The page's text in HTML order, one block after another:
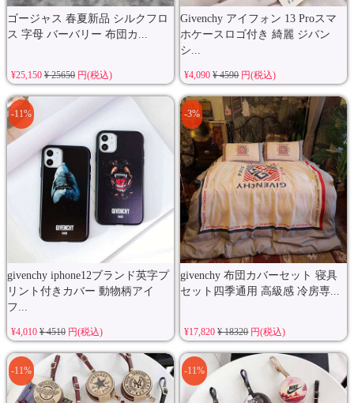
ゴージャス 春夏新品 シルクフロ
ス 字母 バーバリー 布団カ...
¥25,150 ¥ 25650円(税込)
Givenchy アイフォン 13 Proスマ
ホケースロゴ付き 綺麗 ジバン
シ...
¥4,090¥ 4590円(税込)
givenchy iphone12ブランド英字プ
リント付きカバー 動物柄アイ
フ...
-11%
¥4,010 ¥ 4510円(税込)
givenchy 布団カバーセット 寝具
セット四季通用 高級感 冷房専...
-3%
¥17,820¥ 18320円(税込)
-11% -11%